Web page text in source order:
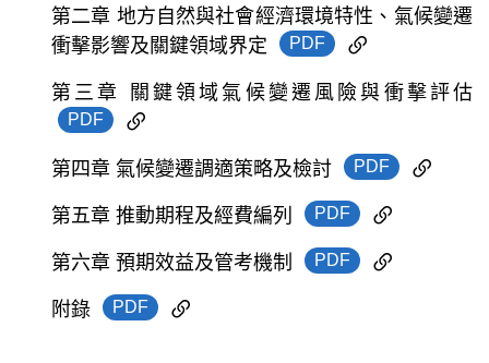
第二章 地方自然與社會經濟環境特性、氣候變遷
衝擊影響及關鍵領域界定
PDF
第三章 關鍵領域氣候變遷風險與衝擊評估
PDF
第四章 氣候變遷調適策略及檢討 PDF
第五章 推動期程及經費編列 PDF
第六章 預期效益及管考機制 PDF
附錄 PDF